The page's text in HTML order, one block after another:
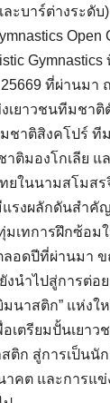
ะบาร์ต่างระดับ
Open
ที่ผ่านมา
เยาวชนทีมชา
ชาติสิงคโปร์ ที
ติมองโกเลีย แ
ยในนามสโมส
แรงผลักดันสำ
มเทการฝึกซ้อม
ลอดปีที่ผ่านมา
งนำไปสู่การต่อ
นาสติก” แห่งใ
อเตรียมปั้นเยา
ติก สู่การเป็นนั
าคต และการแ